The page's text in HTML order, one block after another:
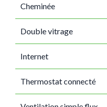
Cheminée
Double vitrage
Internet
Thermostat connecté